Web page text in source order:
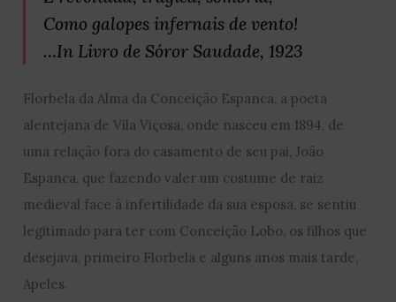
Como galopes infernais de vento!
…In Livro de Sóror Saudade, 1923
Florbela da Alma da Conceição Espanca, a poeta
alentejana de Vila Viçosa, onde nasceu em 1894, de
uma relação fora do casamento de seu pai, João
Espanca, que fazendo valer um costume de raiz
medieval face à infertilidade da sua esposa, se sentiu
legitimado para ter com Conceição Lobo, os filhos que
desejava, primeiro Florbela e alguns anos mais tarde,
Apeles.